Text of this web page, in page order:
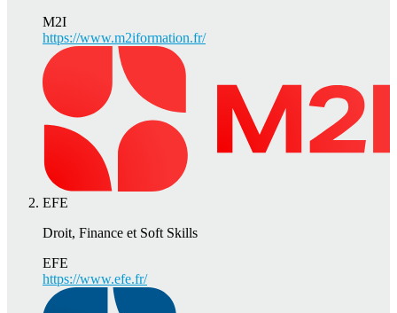
M2I
https://www.m2iformation.fr/
EFE
Droit, Finance et Soft Skills
EFE
https://www.efe.fr/